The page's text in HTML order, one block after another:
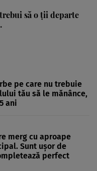
să o ții departe
pe care nu trebuie
tău să le mănânce,
ani
merg cu aproape
Sunt ușor de
perfect